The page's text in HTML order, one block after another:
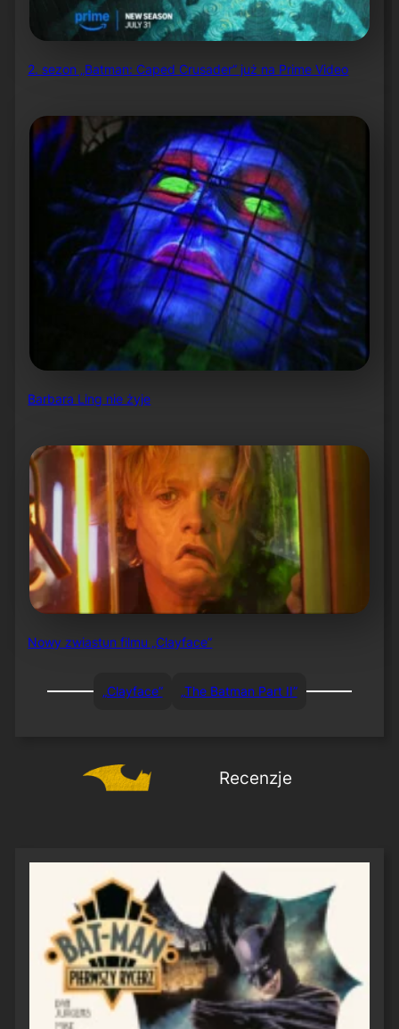
2. sezon „Batman: Caped Crusader” już na Prime Video
Barbara Ling nie żyje
Nowy zwiastun filmu „Clayface”
„Clayface” „The Batman Part II”
Recenzje